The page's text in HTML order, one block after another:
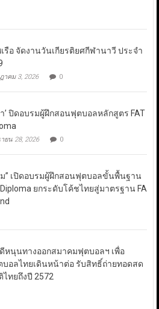
รือ จัดงานวันเกียรติยศกีฬานาวี ประจำ
าคม 3, 2026 0
’ ปิดอบรมผู้ฝึกสอนฟุตบอลหลักสูตร FAT
ยน 28, 2026 0
” เปิดอบรมผู้ฝึกสอนฟุตบอลขั้นพื้นฐาน
Diploma ยกระดับโค้ชไทยสู่มาตรฐาน FA
หนุนทางออกสมาคมฟุตบอลฯ เพื่อ
บอลไทยเดินหน้าต่อ รับสิทธิ์ถ่ายทอดสด
ทยถึงปี 2572